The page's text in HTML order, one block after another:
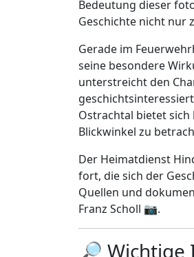
Bedeutung dieser
Geschichte nicht nur
Gerade im
seine besondere
unterstreicht den
Ostrachtal bietet sich
Blickwinkel zu
Der Heimatdienst
fort, die sich der
Quellen und
Franz Scholl 📷.
🔎 Wichtige